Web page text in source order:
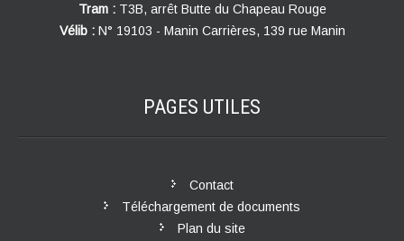
Tram : T3B, arrêt Butte du Chapeau Rouge
Vélib : N° 19103 - Manin Carrières, 139 rue Manin
PAGES UTILES
Contact
Téléchargement de documents
Plan du site